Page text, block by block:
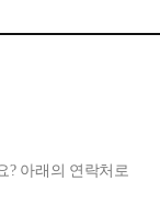
? 아래의 연락처로